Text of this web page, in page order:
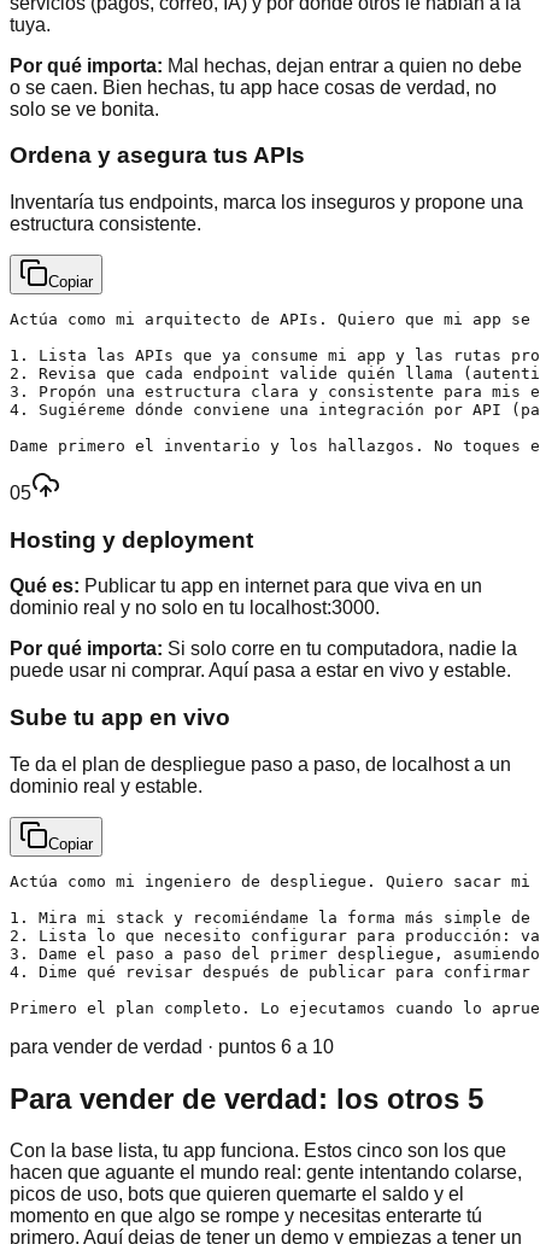
tuya.
Por qué importa: Mal hechas, dejan entrar a quien no debe
o se caen. Bien hechas, tu app hace cosas de verdad, no
solo se ve bonita.
Ordena y asegura tus APIs
Inventaría tus endpoints, marca los inseguros y propone una
estructura consistente.
Copiar
Actúa como mi arquitecto de APIs. Quiero que mi app
1. Lista las APIs que ya consume mi app y las rutas
2. Revisa que cada endpoint valide quién llama
3. Propón una estructura clara y consistente para mis
4. Sugiéreme dónde conviene una integración por API
Dame primero el inventario y los hallazgos. No
05
Hosting y deployment
Qué es: Publicar tu app en internet para que viva en un
dominio real y no solo en tu localhost:3000.
Por qué importa: Si solo corre en tu computadora, nadie la
puede usar ni comprar. Aquí pasa a estar en vivo y estable.
Sube tu app en vivo
Te da el plan de despliegue paso a paso, de localhost a un
dominio real y estable.
Copiar
Actúa como mi ingeniero de despliegue. Quiero sacar
1. Mira mi stack y recomiéndame la forma más
2. Lista lo que necesito configurar para producción:
3. Dame el paso a paso del primer despliegue,
4. Dime qué revisar después de publicar para confirmar
Primero el plan completo. Lo ejecutamos cuando lo
para vender de verdad · puntos 6 a 10
Para vender de verdad: los otros 5
Con la base lista, tu app funciona. Estos cinco son los que
hacen que aguante el mundo real: gente intentando colarse,
picos de uso, bots que quieren quemarte el saldo y el
momento en que algo se rompe y necesitas enterarte tú
primero. Aquí dejas de tener un demo y empiezas a tener un